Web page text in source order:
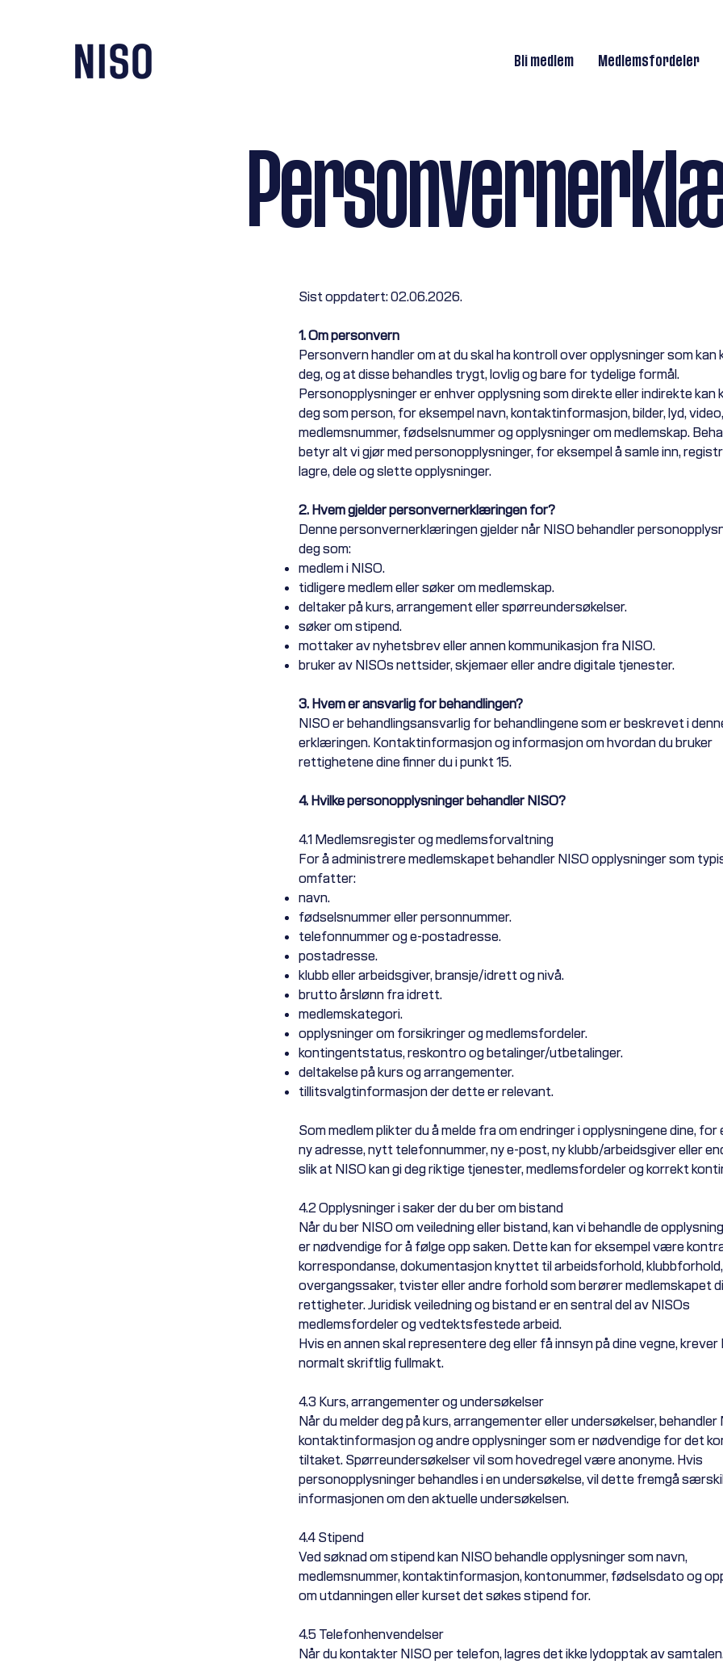
Bli medlem Medlemsfordeler
Sist oppdatert: 02.06.2026.
1. Om personvern
Personvern handler om at du skal ha kontroll over opplysninger som
deg, og at disse behandles trygt, lovlig og bare for tydelige formål.
Personopplysninger er enhver opplysning som direkte eller indirekte kan
deg som person, for eksempel navn, kontaktinformasjon, bilder, lyd, video,
medlemsnummer, fødselsnummer og opplysninger om medlemskap.
betyr alt vi gjør med personopplysninger, for eksempel å samle inn,
lagre, dele og slette opplysninger.
2. Hvem gjelder personvernerklæringen for?
Denne personvernerklæringen gjelder når NISO behandler
deg som:
medlem i NISO.
tidligere medlem eller søker om medlemskap.
deltaker på kurs, arrangement eller spørreundersøkelser.
søker om stipend.
mottaker av nyhetsbrev eller annen kommunikasjon fra NISO.
bruker av NISOs nettsider, skjemaer eller andre digitale tjenester.
3. Hvem er ansvarlig for behandlingen?
NISO er behandlingsansvarlig for behandlingene som er beskrevet i
erklæringen. Kontaktinformasjon og informasjon om hvordan du bruker
rettighetene dine finner du i punkt 15.
4. Hvilke personopplysninger behandler NISO?
4.1 Medlemsregister og medlemsforvaltning
For å administrere medlemskapet behandler NISO opplysninger som
omfatter:
navn.
fødselsnummer eller personnummer.
telefonnummer og e-postadresse.
postadresse.
klubb eller arbeidsgiver, bransje/idrett og nivå.
brutto årslønn fra idrett.
medlemskategori.
opplysninger om forsikringer og medlemsfordeler.
kontingentstatus, reskontro og betalinger/utbetalinger.
deltakelse på kurs og arrangementer.
tillitsvalgtinformasjon der dette er relevant.
Som medlem plikter du å melde fra om endringer i opplysningene dine, for
ny adresse, nytt telefonnummer, ny e-post, ny klubb/arbeidsgiver eller
slik at NISO kan gi deg riktige tjenester, medlemsfordeler og korrekt
4.2 Opplysninger i saker der du ber om bistand
Når du ber NISO om veiledning eller bistand, kan vi behandle de
er nødvendige for å følge opp saken. Dette kan for eksempel være
korrespondanse, dokumentasjon knyttet til arbeidsforhold, klubbforhold,
overgangssaker, tvister eller andre forhold som berører medlemskapet
rettigheter. Juridisk veiledning og bistand er en sentral del av NISOs
medlemsfordeler og vedtektsfestede arbeid.
Hvis en annen skal representere deg eller få innsyn på dine vegne, krever
normalt skriftlig fullmakt.
4.3 Kurs, arrangementer og undersøkelser
Når du melder deg på kurs, arrangementer eller undersøkelser, behandler
kontaktinformasjon og andre opplysninger som er nødvendige for det
tiltaket. Spørreundersøkelser vil som hovedregel være anonyme. Hvis
personopplysninger behandles i en undersøkelse, vil dette fremgå
informasjonen om den aktuelle undersøkelsen.
4.4 Stipend
Ved søknad om stipend kan NISO behandle opplysninger som navn,
medlemsnummer, kontaktinformasjon, kontonummer, fødselsdato og
om utdanningen eller kurset det søkes stipend for.
4.5 Telefonhenvendelser
Når du kontakter NISO per telefon, lagres det ikke lydopptak av